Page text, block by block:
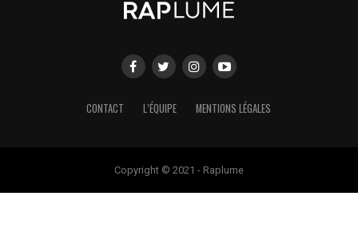
CONTACT L’ÉQUIPE MENTIONS LÉGALES
Copyright © 2021 - Raplume